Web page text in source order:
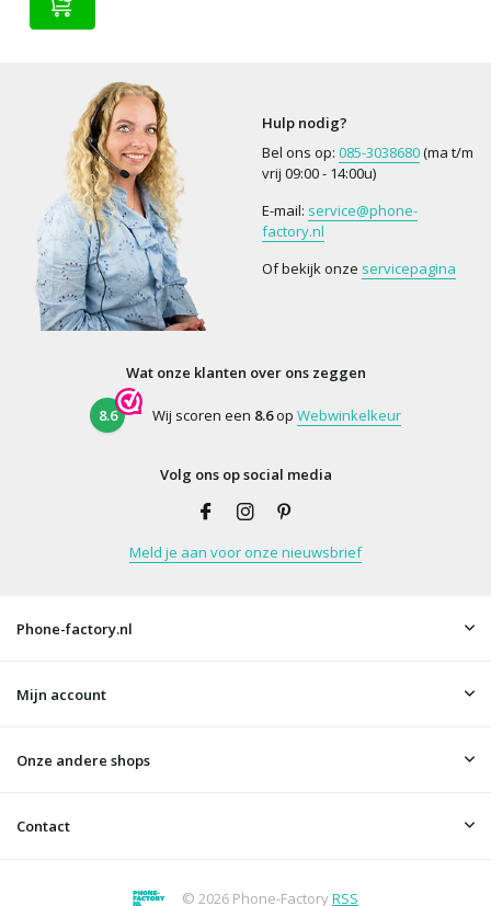
Hulp nodig?
Bel ons op: 085-3038680(ma t/m
vrij 09:00 - 14:00u)
E-mail: service@phone-
factory.nl
Of bekijk onze servicepagina
Wat onze klanten over ons zeggen
8.6 Wij scoren een 8.6op Webwinkelkeur
Volg ons op social media
Meld je aan voor onze nieuwsbrief
Phone-factory.nl
Mijn account
Onze andere shops
Contact
© 2026 Phone-FactoryRSS